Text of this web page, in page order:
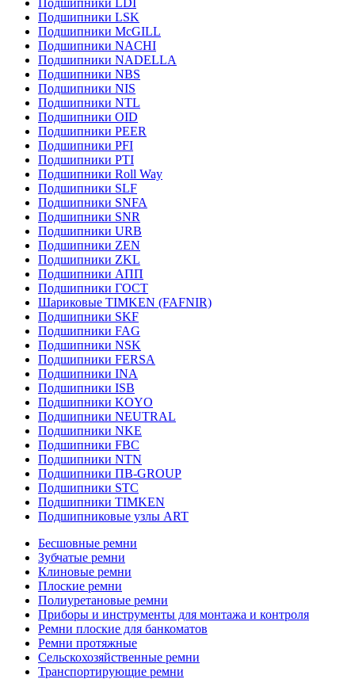
Подшипники LDI
Подшипники LSK
Подшипники McGILL
Подшипники NACHI
Подшипники NADELLA
Подшипники NBS
Подшипники NIS
Подшипники NTL
Подшипники OID
Подшипники PEER
Подшипники PFI
Подшипники PTI
Подшипники Roll Way
Подшипники SLF
Подшипники SNFA
Подшипники SNR
Подшипники URB
Подшипники ZEN
Подшипники ZKL
Подшипники АПП
Подшипники ГОСТ
Шариковые ТІMKEN (FAFNIR)
Подшипники SKF
Подшипники FAG
Подшипники NSK
Подшипники FERSA
Подшипники INA
Подшипники ISB
Подшипники KOYO
Подшипники NEUTRAL
Подшипники NKE
Подшипники FBC
Подшипники NTN
Подшипники ПВ-GROUP
Подшипники STC
Подшипники TIMKEN
Подшипниковые узлы ART
Бесшовные ремни
Зубчатые ремни
Клиновые ремни
Плоские ремни
Полиуретановые ремни
Приборы и инструменты для монтажа и контроля
Ремни плоские для банкоматов
Ремни протяжные
Сельскохозяйственные ремни
Транспортирующие ремни